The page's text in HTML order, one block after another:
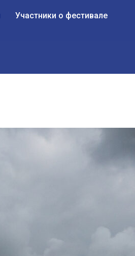
Участники о фестивале